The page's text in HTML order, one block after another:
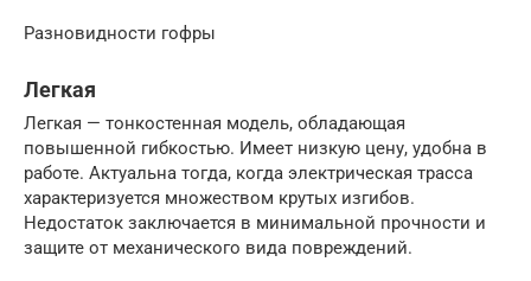
Разновидности гофры
Легкая
Легкая — тонкостенная модель, обладающая
повышенной гибкостью. Имеет низкую цену, удобна в
работе. Актуальна тогда, когда электрическая трасса
характеризуется множеством крутых изгибов.
Недостаток заключается в минимальной прочности и
защите от механического вида повреждений.